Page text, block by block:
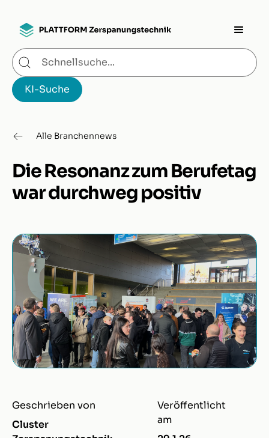
Alle Branchennews
Die Resonanz zum Berufetag
war durchweg positiv
Geschrieben von
Cluster
Veröffentlicht
am